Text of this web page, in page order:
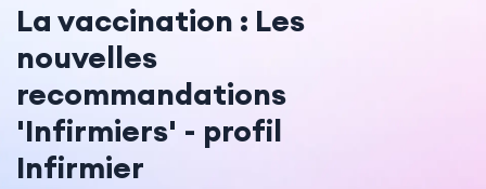
La vaccination : Les
nouvelles
recommandations
'Infirmiers' - profil
Infirmier